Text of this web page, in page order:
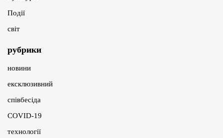
Події
світ
рубрики
новини
ексклюзивний
співбесіда
COVID-19
технології